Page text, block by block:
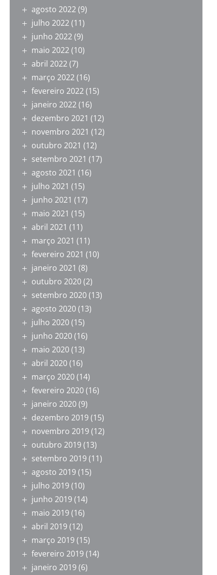
agosto 2022(9)
julho 2022(11)
junho 2022(9)
maio 2022(10)
abril 2022(7)
março 2022(16)
fevereiro 2022(15)
janeiro 2022(16)
dezembro 2021 (12)
novembro 2021 (12)
outubro 2021 (12)
setembro 2021 (17)
agosto 2021 (16)
julho 2021 (15)
junho 2021 (17)
maio 2021 (15)
abril 2021 (11)
março 2021 (11)
fevereiro 2021 (10)
janeiro 2021 (8)
outubro 2020(2)
setembro 2020(13)
agosto 2020(13)
julho 2020(15)
junho 2020(16)
maio 2020(13)
abril 2020(16)
março 2020(14)
fevereiro 2020(16)
janeiro 2020(9)
dezembro 2019(15)
novembro 2019(12)
outubro 2019(13)
setembro 2019(11)
agosto 2019(15)
julho 2019(10)
junho 2019(14)
maio 2019(16)
abril 2019(12)
março 2019(15)
fevereiro 2019(14)
janeiro 2019(6)